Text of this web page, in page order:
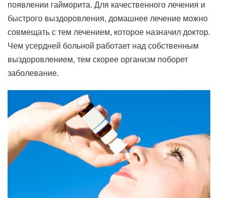
появлении гайморита. Для качественного лечения и
быстрого выздоровления, домашнее лечение можно
совмещать с тем лечением, которое назначил доктор.
Чем усердней больной работает над собственным
выздоровлением, тем скорее организм поборет
заболевание.